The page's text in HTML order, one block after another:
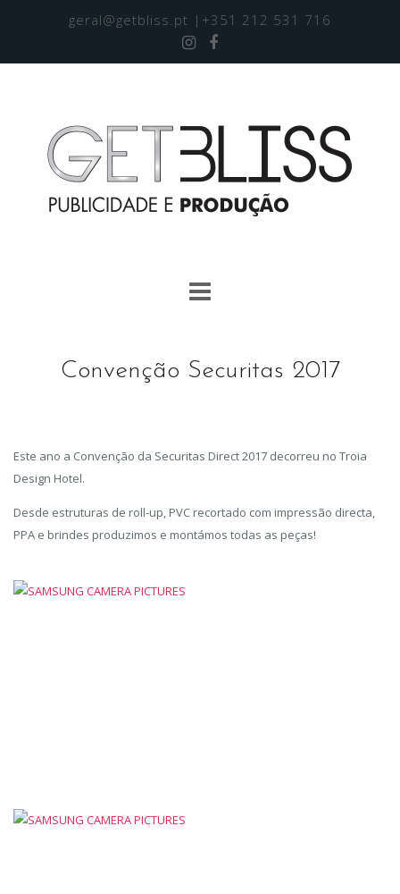
geral@getbliss.pt |+351 212 531 716
Convenção Securitas 2017
Este ano a Convenção da Securitas Direct 2017 decorreu no Troia
Design Hotel.
Desde estruturas de roll-up, PVC recortado com impressão directa,
PPA e brindes produzimos e montámos todas as peças!